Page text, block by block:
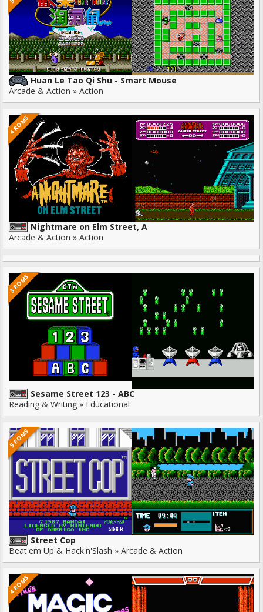
Huan Le Tao Qi Shu - Smart Mouse
Arcade & Action » Action
4 ROMS
Nightmare on Elm Street, A
Arcade & Action » Action
3 ROMS
Sesame Street 123 - ABC
Reading & Writing » Educational
5 ROMS
Street Cop
Beat'em Up & Hack'n'Slash » Arcade & Action
4 ROMS